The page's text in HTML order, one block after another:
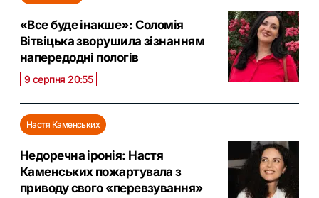
«Все буде інакше»: Соломія
Вітвіцька зворушила зізнанням
напередодні пологів
9 серпня 20:55
Настя Каменських
Недоречна іронія: Настя
Каменських пожартувала з
приводу свого «перевзування»